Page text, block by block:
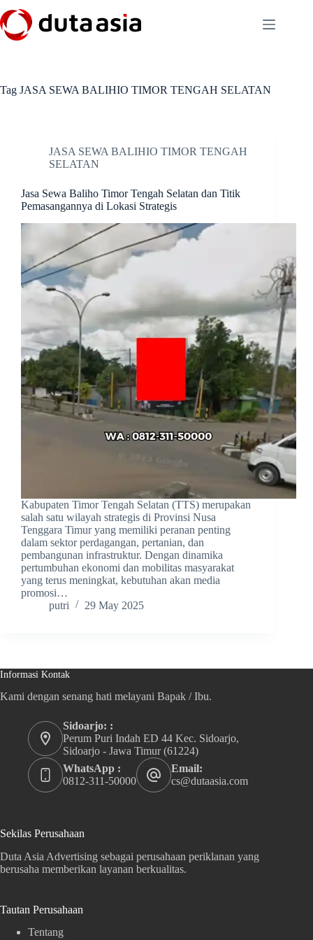
to
content
Tag JASA SEWA BALIHIO TIMOR TENGAH SELATAN
JASA SEWA BALIHIO TIMOR TENGAH
SELATAN
Jasa Sewa Baliho Timor Tengah Selatan dan Titik
Pemasangannya di Lokasi Strategis
Kabupaten Timor Tengah Selatan (TTS) merupakan
salah satu wilayah strategis di Provinsi Nusa
Tenggara Timur yang memiliki peranan penting
dalam sektor perdagangan, pertanian, dan
pembangunan infrastruktur. Dengan dinamika
pertumbuhan ekonomi dan mobilitas masyarakat
yang terus meningkat, kebutuhan akan media
promosi…
putri
29 May 2025
Informasi Kontak
Kami dengan senang hati melayani Bapak / Ibu.
Sidoarjo: :
Perum Puri Indah ED 44 Kec. Sidoarjo,
Sidoarjo - Jawa Timur (61224)
WhatsApp :
0812-311-50000
Email:
cs@dutaasia.com
Sekilas Perusahaan
Duta Asia Advertising sebagai perusahaan periklanan yang
berusaha memberikan layanan berkualitas.
Tautan Perusahaan
Tentang